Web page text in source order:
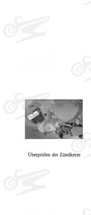
Überprüfen der Zündkerze